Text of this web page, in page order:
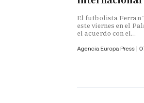
El futbolista Ferran
este viernes en el
el acuerdo con el...
Agencia Europa Press |